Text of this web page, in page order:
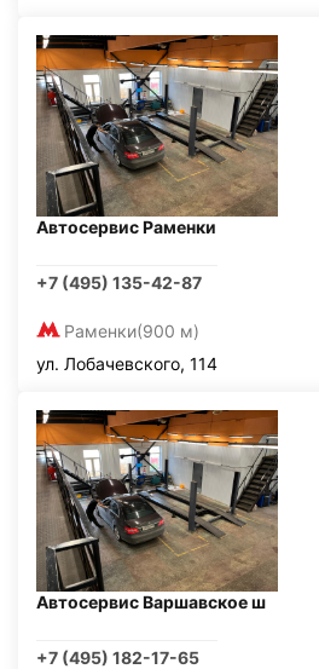
Автосервис Раменки
+7 (495) 135-42-87
Раменки(900 м)
ул. Лобачевского, 114
Автосервис Варшавское ш
+7 (495) 182-17-65